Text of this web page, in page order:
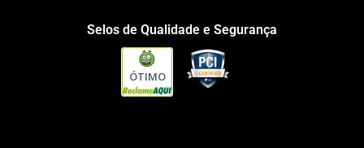
Selos de Qualidade e Segurança
ÓTIMO